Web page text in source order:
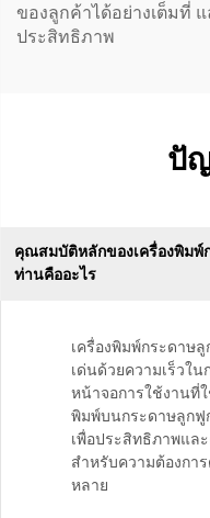
ของลูกค้าได้อย่างเต็มที่
ประสิทธิภาพ
ปั
คุณสมบัติหลักของเครื่องพิม
ท่านคืออะไร
เครื่องพิมพ์กระดาษ
เด่นด้วยความเร็วใ
หน้าจอการใช้งานที่
พิมพ์บนกระดาษลูกฟู
เพื่อประสิทธิภาพและ
สำหรับความต้องก
หลาย